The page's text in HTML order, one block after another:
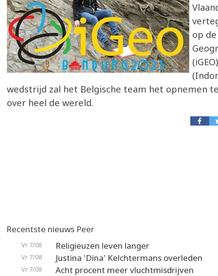
op
wedstrijd zal het Belgische team het opnemen
over heel de wereld.
Recentste nieuws Peer
Vr 7/08 Religieuzen leven langer
Vr 7/08 Justina 'Dina' Kelchtermans overleden
Vr 7/08 Acht procent meer vluchtmisdrijven